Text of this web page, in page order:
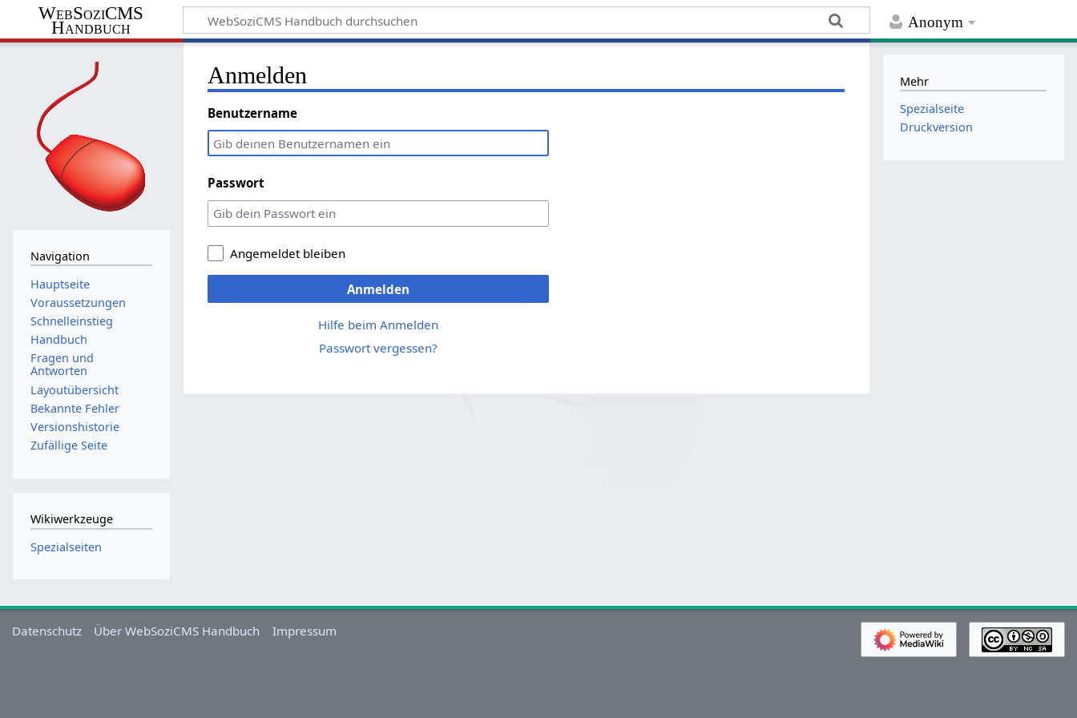
Anonym
WebSoziCMS
Handbuch
Anmelden
Benutzername
Passwort
Angemeldet bleiben
Anmelden
Hilfe beim Anmelden
Passwort vergessen?
Navigation
Hauptseite
Voraussetzungen
Schnelleinstieg
Handbuch
Fragen und
Antworten
Layoutübersicht
Bekannte Fehler
Versionshistorie
Zufällige Seite
Wikiwerkzeuge
Spezialseiten
Mehr
Spezialseite
Druckversion
Datenschutz Über WebSoziCMS Handbuch Impressum